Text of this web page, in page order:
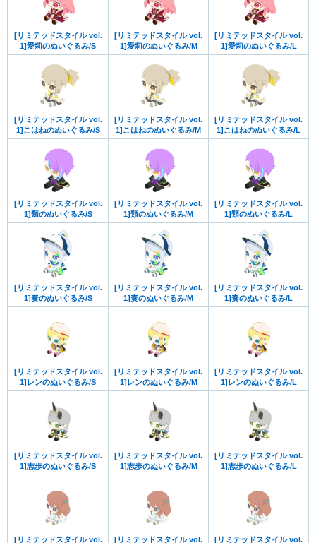
[リミテッドスタイル vol.
1]愛莉のぬいぐるみ/S
[リミテッドスタイル vol.
1]愛莉のぬいぐるみ/M
[リミテッドスタイル vol.
1]愛莉のぬいぐるみ/L
[リミテッドスタイル vol.
1]こはねのぬいぐるみ/S
[リミテッドスタイル vol.
1]こはねのぬいぐるみ/M
[リミテッドスタイル vol.
1]こはねのぬいぐるみ/L
[リミテッドスタイル vol.
1]類のぬいぐるみ/S
[リミテッドスタイル vol.
1]類のぬいぐるみ/M
[リミテッドスタイル vol.
1]類のぬいぐるみ/L
[リミテッドスタイル vol.
1]奏のぬいぐるみ/S
[リミテッドスタイル vol.
1]奏のぬいぐるみ/M
[リミテッドスタイル vol.
1]奏のぬいぐるみ/L
[リミテッドスタイル vol.
1]レンのぬいぐるみ/S
[リミテッドスタイル vol.
1]レンのぬいぐるみ/M
[リミテッドスタイル vol.
1]レンのぬいぐるみ/L
[リミテッドスタイル vol.
1]志歩のぬいぐるみ/S
[リミテッドスタイル vol.
1]志歩のぬいぐるみ/M
[リミテッドスタイル vol.
1]志歩のぬいぐるみ/L
[リミテッドスタイル vol.
[リミテッドスタイル vol.
[リミテッドスタイル vol.